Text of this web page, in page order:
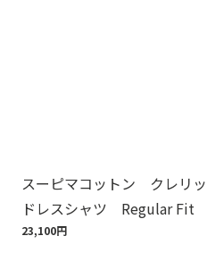
スーピマコットン クレリ
ドレスシャツ Regular Fit
23,100円